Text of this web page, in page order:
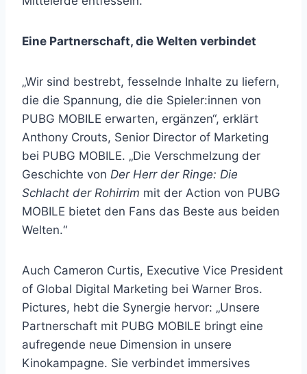
Eine Partnerschaft, die Welten verbindet
„Wir sind bestrebt, fesselnde Inhalte zu liefern,
die die Spannung, die die Spieler:innen von
PUBG MOBILE erwarten, ergänzen“, erklärt
Anthony Crouts, Senior Director of Marketing
bei PUBG MOBILE. „Die Verschmelzung der
Geschichte von Der Herr der Ringe: Die
Schlacht der Rohirrim mit der Action von PUBG
MOBILE bietet den Fans das Beste aus beiden
Welten.“
Auch Cameron Curtis, Executive Vice President
of Global Digital Marketing bei Warner Bros.
Pictures, hebt die Synergie hervor: „Unsere
Partnerschaft mit PUBG MOBILE bringt eine
aufregende neue Dimension in unsere
Kinokampagne. Sie verbindet immersives